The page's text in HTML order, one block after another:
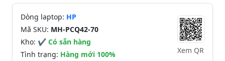
Dòng laptop: HP
Mã SKU: MH-PCQ42-70
Kho: ✔ Có sẵn hàng
Tình trạng: Hàng mới 100% Xem QR